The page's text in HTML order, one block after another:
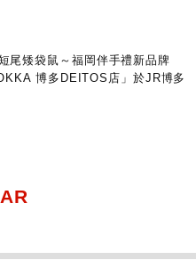
尾矮袋鼠～福岡伴手禮新品牌
博多DEITOS店」於JR博多